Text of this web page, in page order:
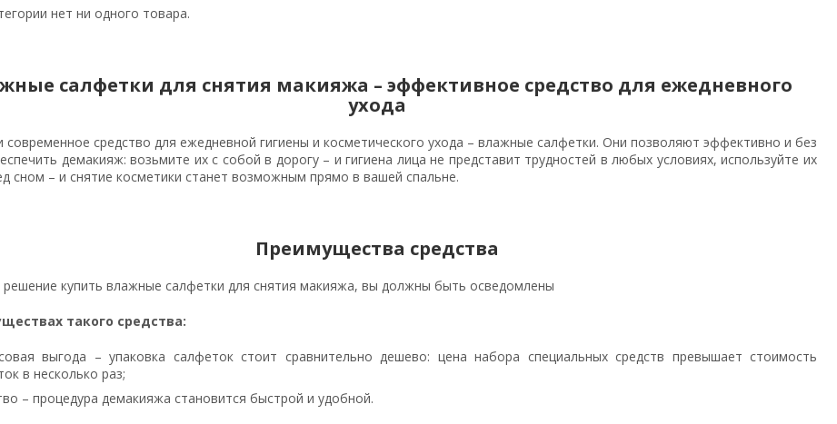
нет ни одного товара.
салфетки для снятия макияжа – эффективное средство для ежедневного
ухода
современное средство для ежедневной гигиены и косметического ухода – влажные салфетки. Они позволяют эффективно и без
демакияж: возьмите их с собой в дорогу – и гигиена лица не представит трудностей в любых условиях, используйте их
сном – и снятие косметики станет возможным прямо в вашей спальне.
Преимущества средства
купить влажные салфетки для снятия макияжа, вы должны быть осведомлены
такого средства:
выгода – упаковка салфеток стоит сравнительно дешево: цена набора специальных средств превышает стоимость
в несколько раз;
– процедура демакияжа становится быстрой и удобной.